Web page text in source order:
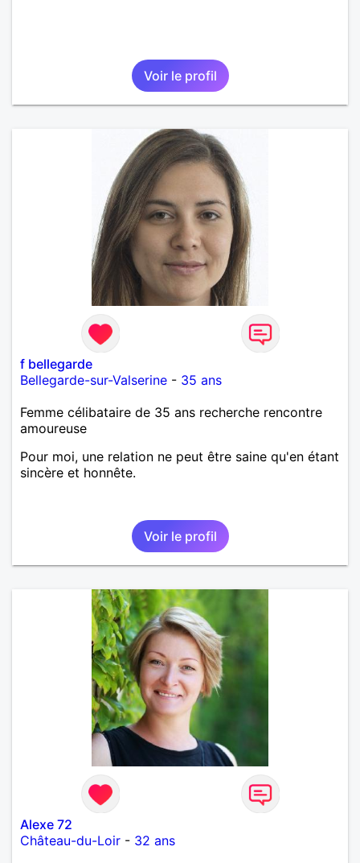
Voir le profil
f bellegarde
Bellegarde-sur-Valserine - 35 ans
Femme célibataire de 35 ans recherche rencontre
amoureuse
Pour moi, une relation ne peut être saine qu'en étant
sincère et honnête.
Voir le profil
Alexe 72
Château-du-Loir - 32 ans